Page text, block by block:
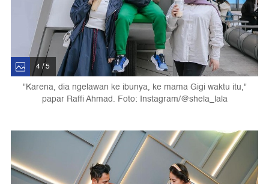
4 / 5
"Karena, dia ngelawan ke ibunya, ke mama Gigi waktu itu,"
papar Raffi Ahmad. Foto: Instagram/@shela_lala